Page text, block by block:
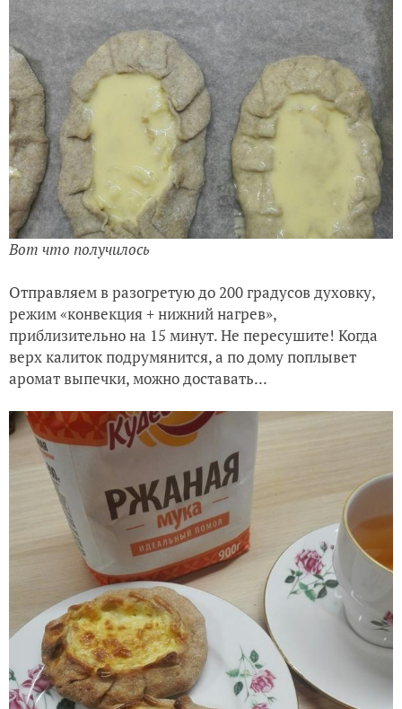
Вот что получилось
Отправляем в разогретую до 200 градусов духовку,
режим «конвекция + нижний нагрев»,
приблизительно на 15 минут. Не пересушите! Когда
верх калиток подрумянится, а по дому поплывет
аромат выпечки, можно доставать...